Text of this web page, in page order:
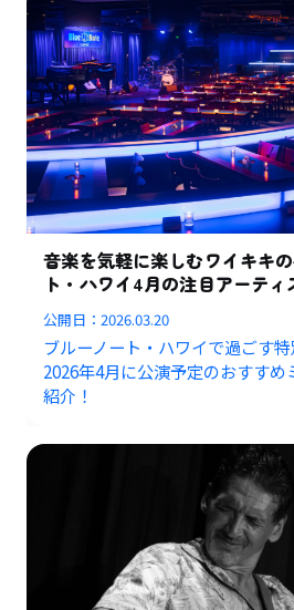
音楽を気軽に楽しむワイキキ
ト・ハワイ4月の注目アーティ
公開日：2026.03.20
ブルーノート・ハワイで過ごす特
2026年4月に公演予定のおすす
紹介！